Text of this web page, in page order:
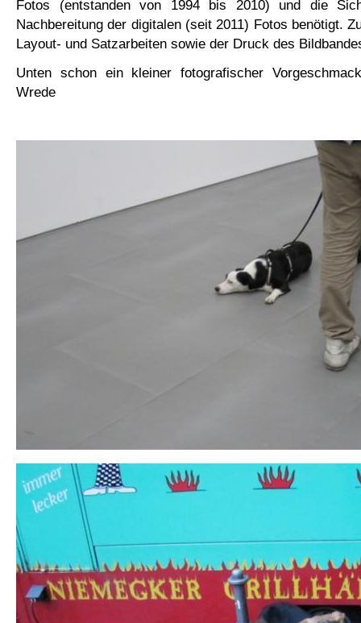
Fotos (entstanden von 1994 bis 2010) und die
Nachbereitung der digitalen (seit 2011) Fotos benötigt.
Layout- und Satzarbeiten sowie der Druck des
Unten schon ein kleiner fotografischer
Wrede